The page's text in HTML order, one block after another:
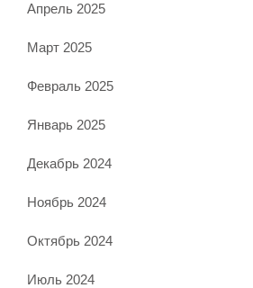
Апрель 2025
Март 2025
Февраль 2025
Январь 2025
Декабрь 2024
Ноябрь 2024
Октябрь 2024
Июль 2024